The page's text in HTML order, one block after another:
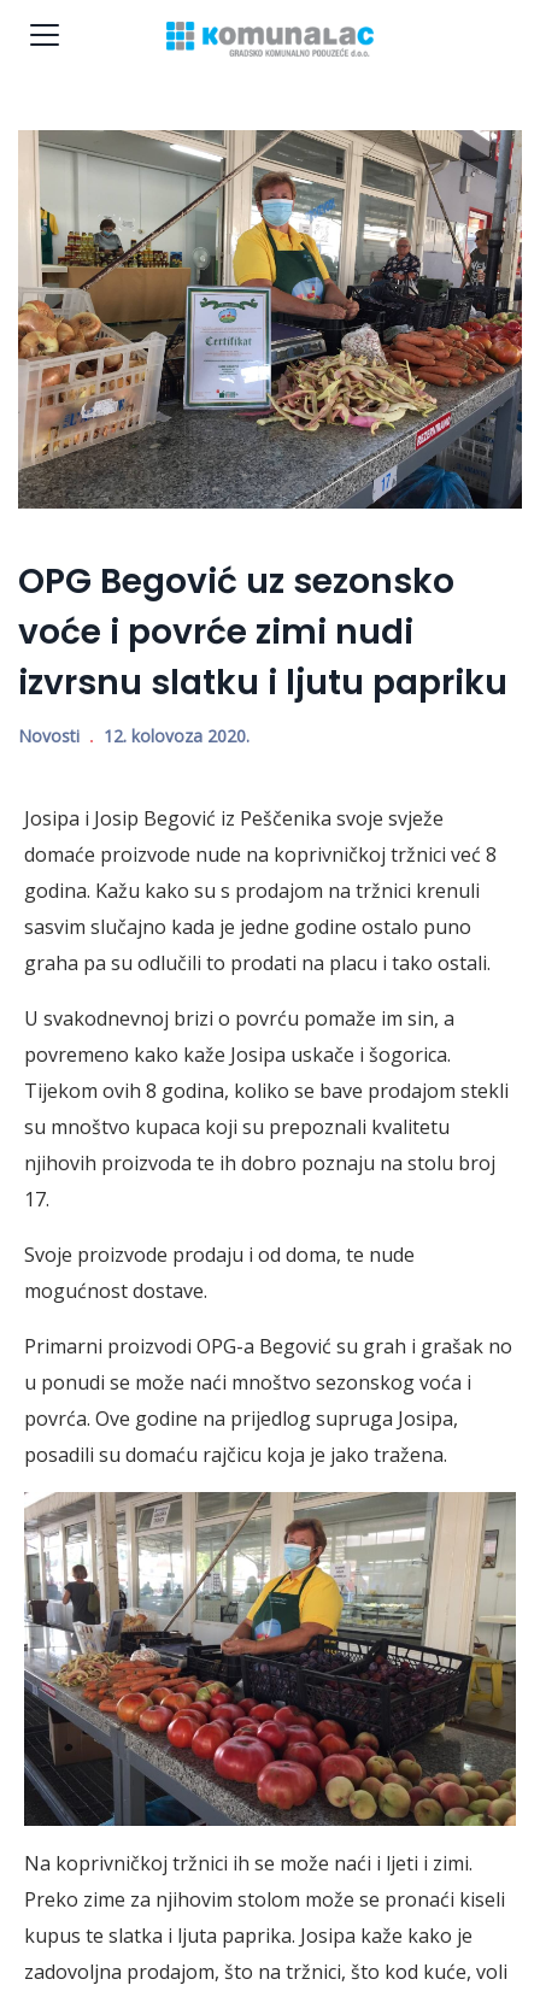
OPG Begović uz sezonsko
voće i povrće zimi nudi
izvrsnu slatku i ljutu papriku
Novosti 12. kolovoza 2020.
Josipa i Josip Begović iz Peščenika svoje svježe
domaće proizvode nude na koprivničkoj tržnici već 8
godina. Kažu kako su s prodajom na tržnici krenuli
sasvim slučajno kada je jedne godine ostalo puno
graha pa su odlučili to prodati na placu i tako ostali.
U svakodnevnoj brizi o povrću pomaže im sin, a
povremeno kako kaže Josipa uskače i šogorica.
Tijekom ovih 8 godina, koliko se bave prodajom stekli
su mnoštvo kupaca koji su prepoznali kvalitetu
njihovih proizvoda te ih dobro poznaju na stolu broj
17.
Svoje proizvode prodaju i od doma, te nude
mogućnost dostave.
Primarni proizvodi OPG-a Begović su grah i grašak no
u ponudi se može naći mnoštvo sezonskog voća i
povrća. Ove godine na prijedlog supruga Josipa,
posadili su domaću rajčicu koja je jako tražena.
Na koprivničkoj tržnici ih se može naći i ljeti i zimi.
Preko zime za njihovim stolom može se pronaći kiseli
kupus te slatka i ljuta paprika. Josipa kaže kako je
zadovoljna prodajom, što na tržnici, što kod kuće, voli